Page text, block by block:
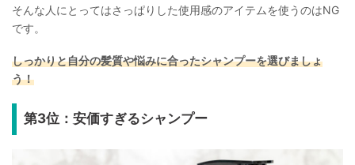
そんな人にとってはさっぱりした使用感のアイテムを使うのはNG
です。
しっかりと自分の髪質や悩みに合ったシャンプーを選びましょ
う！
第3位：安価すぎるシャンプー